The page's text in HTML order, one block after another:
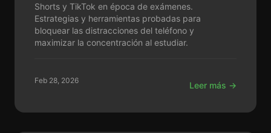
Shorts y TikTok en época de exámenes.
Estrategias y herramientas probadas para
bloquear las distracciones del teléfono y
maximizar la concentración al estudiar.
Feb 28, 2026 Leer más →